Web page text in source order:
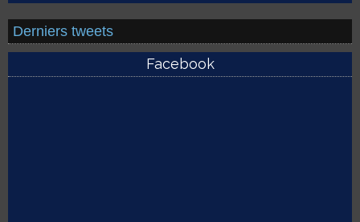
Derniers tweets
Facebook